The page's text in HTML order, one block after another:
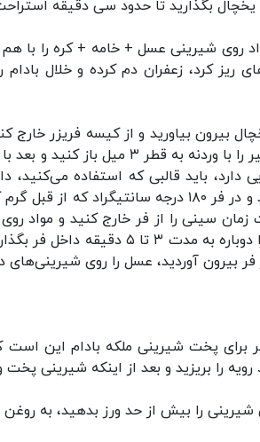
یخچال بگذارید تا حدود سی دقیقه
روی شیرینی عسل + خامه + کره را با
ریز کرد، زعفران دم کرده و خلال
بیرون بیاورید و از کیسه فریزر
کنید؛ سپس خمیر را با وردنه
دارد، باید قالبی که استفاده
سینی را از فر خارج کنید و مواد
بریزید و سینی را دوباره به
بیرون آوردید، عسل را روی شیرینی‌های
برای پخت شیرینی ملکه بادام این
را بریزید و بعد از اینکه شیرینی